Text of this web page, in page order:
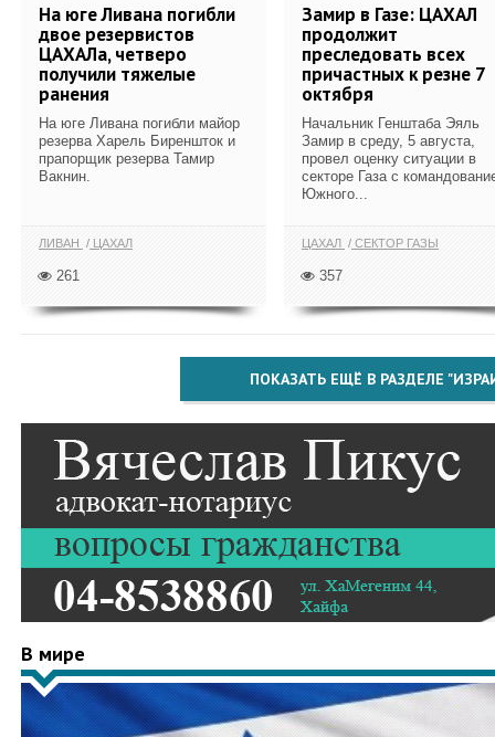
На юге Ливана погибли
двое резервистов
ЦАХАЛа, четверо
получили тяжелые
ранения
На юге Ливана погибли майор
резерва Харель Биреншток и
прапорщик резерва Тамир
Вакнин.
ЛИВАН ЦАХАЛ
261
Замир в Газе: ЦАХАЛ
продолжит
преследовать всех
причастных к резне 7
октября
Начальник Генштаба Эяль
Замир в среду, 5 августа,
провел оценку ситуации в
секторе Газа с
Южного...
ЦАХАЛ СЕКТОР ГАЗЫ
357
ПОКАЗАТЬ ЕЩЁ В РАЗДЕЛЕ
В мире